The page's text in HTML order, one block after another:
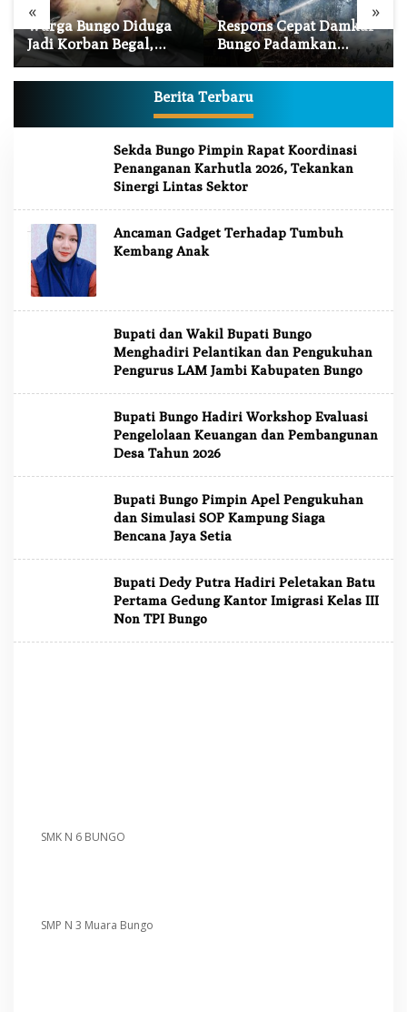
« »
Warga Bungo Diduga
Jadi Korban Begal,
Meninggal Dunia
Akibat Luka Bacok
Respons Cepat Damkar
Bungo Padamkan
Kebakaran Lahan di
Sungai Mengkuang
Berita Terbaru
J
M
B
I
Sekda Bungo Pimpin Rapat Koordinasi
Penanganan Karhutla 2026, Tekankan
Sinergi Lintas Sektor
Ancaman Gadget Terhadap Tumbuh
Kembang Anak
Bupati dan Wakil Bupati Bungo
Menghadiri Pelantikan dan Pengukuhan
Pengurus LAM Jambi Kabupaten Bungo
Bupati Bungo Hadiri Workshop Evaluasi
Pengelolaan Keuangan dan Pembangunan
Desa Tahun 2026
Bupati Bungo Pimpin Apel Pengukuhan
dan Simulasi SOP Kampung Siaga
Bencana Jaya Setia
Bupati Dedy Putra Hadiri Peletakan Batu
Pertama Gedung Kantor Imigrasi Kelas III
Non TPI Bungo
SMK N 6 BUNGO
SMP N 3 Muara Bungo